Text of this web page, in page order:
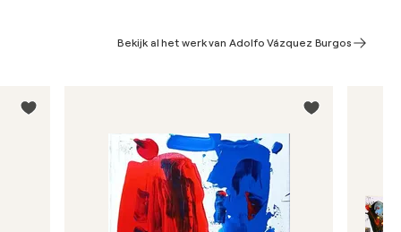
Bekijk al het werk van Adolfo Vázquez Burgos